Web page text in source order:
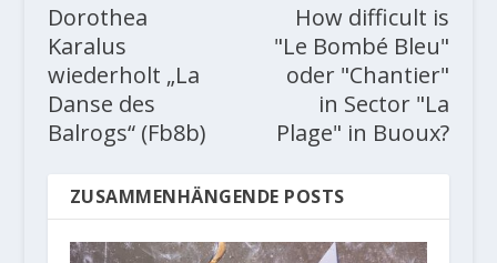
Dorothea
Karalus
wiederholt „La
Danse des
Balrogs“ (Fb8b)
How difficult is
"Le Bombé Bleu"
oder "Chantier"
in Sector "La
Plage" in Buoux?
ZUSAMMENHÄNGENDE POSTS